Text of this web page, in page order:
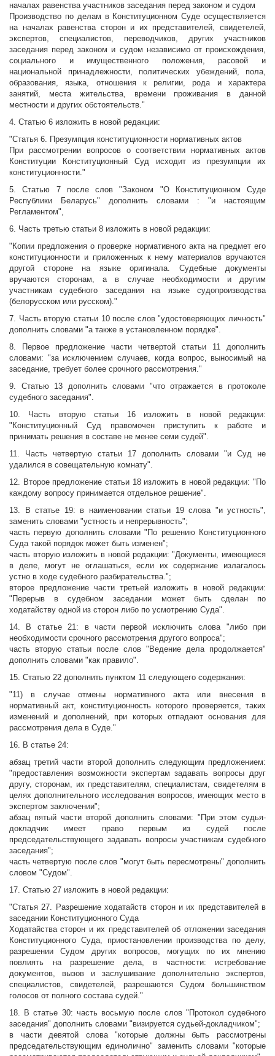
началах равенства участников заседания перед законом и судом
Производство по делам в Конституционном Суде осуществляется
на началах равенства сторон и их представителей, свидетелей,
экспертов, специалистов, переводчиков, других участников
заседания перед законом и судом независимо от происхождения,
социального и имущественного положения, расовой и
национальной принадлежности, политических убеждений, пола,
образования, языка, отношения к религии, рода и характера
занятий, места жительства, времени проживания в данной
местности и других обстоятельств."
4. Статью 6 изложить в новой редакции:
"Статья 6. Презумпция конституционности нормативных актов
При рассмотрении вопросов о соответствии нормативных актов
Конституции Конституционный Суд исходит из презумпции их
конституционности."
5. Статью 7 после слов "Законом "О Конституционном Суде
Республики Беларусь" дополнить словами : "и настоящим
Регламентом",
6. Часть третью статьи 8 изложить в новой редакции:
"Копии предложения о проверке нормативного акта на предмет его
конституционности и приложенных к нему материалов вручаются
другой стороне на языке оригинала. Судебные документы
вручаются сторонам, а в случае необходимости и другим
участникам судебного заседания на языке судопроизводства
(белорусском или русском)."
7. Часть вторую статьи 10 после слов "удостоверяющих личность"
дополнить словами "а также в установленном порядке".
8. Первое предложение части четвертой статьи 11 дополнить
словами: "за исключением случаев, когда вопрос, выносимый на
заседание, требует более срочного рассмотрения."
9. Статью 13 дополнить словами "что отражается в протоколе
судебного заседания".
10. Часть вторую статьи 16 изложить в новой редакции:
"Конституционный Суд правомочен приступить к работе и
принимать решения в составе не менее семи судей".
11. Часть четвертую статьи 17 дополнить словами "и Суд не
удалился в совещательную комнату".
12. Второе предложение статьи 18 изложить в новой редакции: "По
каждому вопросу принимается отдельное решение".
13. В статье 19: в наименовании статьи 19 слова "и устность",
заменить словами "устность и непрерывность";
часть первую дополнить словами "По решению Конституционного
Суда такой порядок может быть изменен";
часть вторую изложить в новой редакции: "Документы, имеющиеся
в деле, могут не оглашаться, если их содержание излагалось
устно в ходе судебного разбирательства.";
второе предложение части третьей изложить в новой редакции:
"Перерыв в судебном заседании может быть сделан по
ходатайству одной из сторон либо по усмотрению Суда".
14. В статье 21: в части первой исключить слова "либо при
необходимости срочного рассмотрения другого вопроса";
часть вторую статьи после слов "Ведение дела продолжается"
дополнить словами "как правило".
15. Статью 22 дополнить пунктом 11 следующего содержания:
"11) в случае отмены нормативного акта или внесения в
нормативный акт, конституционность которого проверяется, таких
изменений и дополнений, при которых отпадают основания для
рассмотрения дела в Суде."
16. В статье 24:
абзац третий части второй дополнить следующим предложением:
"предоставления возможности экспертам задавать вопросы друг
другу, сторонам, их представителям, специалистам, свидетелям в
целях дополнительного исследования вопросов, имеющих место в
экспертом заключении";
абзац пятый части второй дополнить словами: "При этом судья-
докладчик имеет право первым из судей после
председательствующего задавать вопросы участникам судебного
заседания";
часть четвертую после слов "могут быть пересмотрены" дополнить
словом "Судом".
17. Статью 27 изложить в новой редакции:
"Статья 27. Разрешение ходатайств сторон и их представителей в
заседании Конституционного Суда
Ходатайства сторон и их представителей об отложении заседания
Конституционного Суда, приостановлении производства по делу,
разрешении Судом других вопросов, могущих по их мнению
повлиять на разрешение дела, в частности: истребование
документов, вызов и заслушивание дополнительно экспертов,
специалистов, свидетелей, разрешаются Судом большинством
голосов от полного состава судей."
18. В статье 30: часть восьмую после слов "Протокол судебного
заседания" дополнить словами "визируется судьей-докладчиком";
в части девятой слова "которые должны быть рассмотрены
председательствующим единолично" заменить словами "которые